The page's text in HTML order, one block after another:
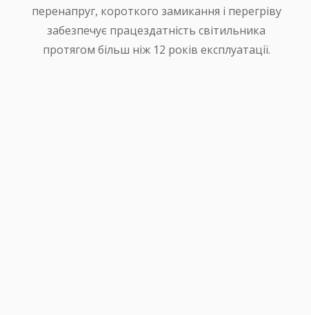
перенапруг, короткого замикання і перегріву
забезпечує працездатність світильника
протягом більш ніж 12 років експлуатації.